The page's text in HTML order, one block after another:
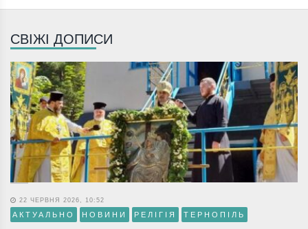
СВІЖІ ДОПИСИ
22 ЧЕРВНЯ 2026, 10:52
АКТУАЛЬНО НОВИНИ РЕЛІГІЯ ТЕРНОПІЛЬ